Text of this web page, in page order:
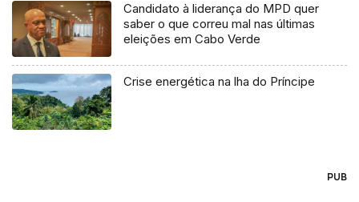
Candidato à liderança do MPD quer
saber o que correu mal nas últimas
eleições em Cabo Verde
Crise energética na lha do Príncipe
PUB